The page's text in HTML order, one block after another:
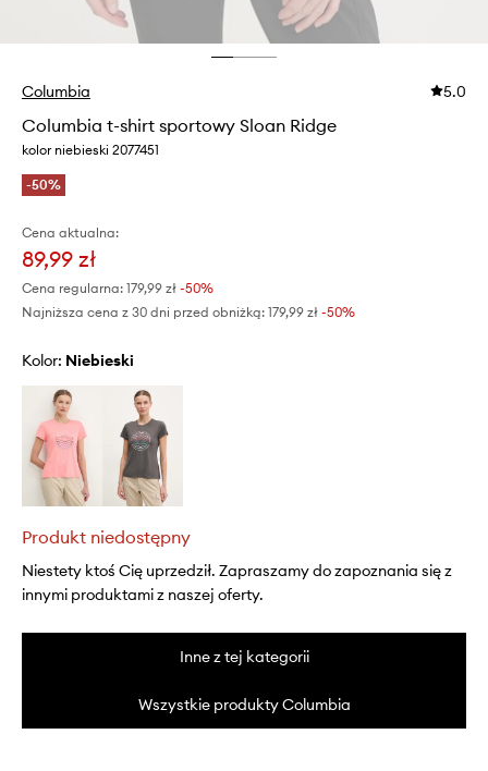
Columbia 5.0
Columbia t-shirt sportowy Sloan Ridge
kolor niebieski 2077451
-50%
Cena aktualna:
89,99 zł
Cena regularna: 179,99 zł -50%
Najniższa cena z 30 dni przed obniżką: 179,99 zł -50%
Kolor: niebieski
Produkt niedostępny
Niestety ktoś Cię uprzedził. Zapraszamy do zapoznania się z
innymi produktami z naszej oferty.
Inne z tej kategorii
Wszystkie produkty Columbia